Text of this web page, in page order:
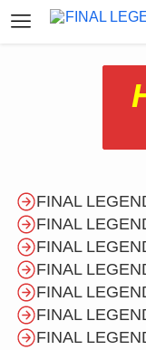
FINAL
FINAL
FINAL
FINAL
FINAL
FINAL
FINAL